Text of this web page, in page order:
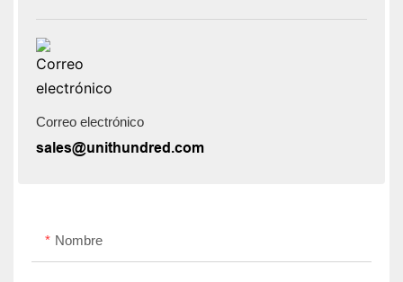
Correo electrónico
sales@unithundred.com
Nombre